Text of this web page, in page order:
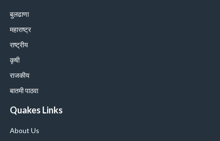
बुलढाणा
महाराष्ट्र
राष्ट्रीय
कृषी
राजकीय
बातमी पाठवा
Quakes Links
About Us